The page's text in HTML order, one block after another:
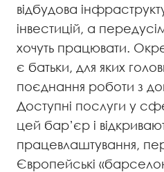
відбудова
інвестицій, а
хочуть працювати.
є батьки, для яких
поєднання роботи з
Доступні послуги у
цей бар’єр і
працевлаштування,
Європейські